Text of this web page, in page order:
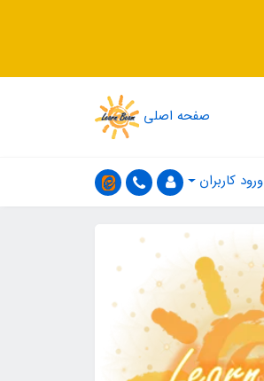
صفحه اصلی
ورود کاربران